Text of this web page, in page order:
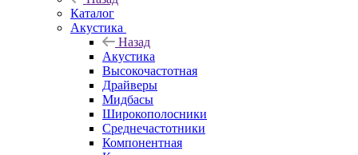
Каталог
Акустика
Назад
Акустика
Высокочастотная
Драйверы
Мидбасы
Широкополосники
Среднечастотники
Компонентная